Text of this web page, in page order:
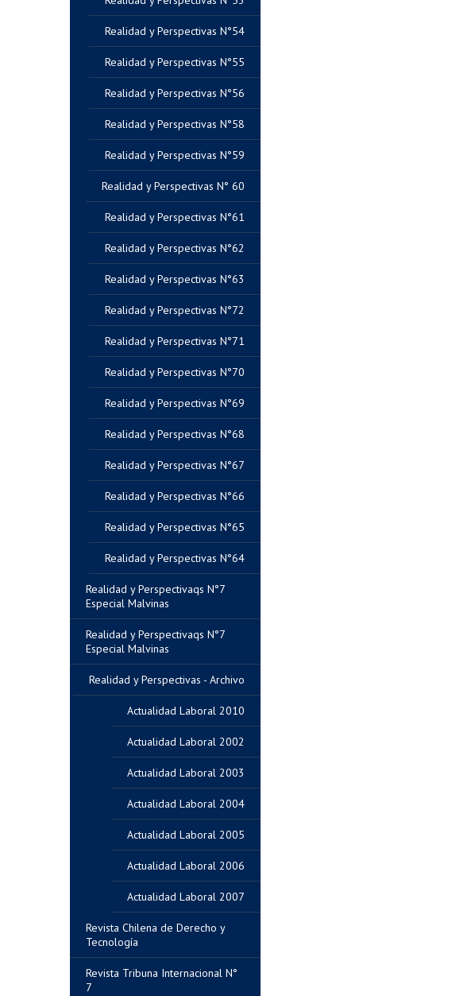
Revista Tribuna Internacional N°
7
Revista Chilena de Derecho y
Tecnología
Actualidad Laboral 2007
Actualidad Laboral 2006
Actualidad Laboral 2005
Actualidad Laboral 2004
Actualidad Laboral 2003
Actualidad Laboral 2002
Actualidad Laboral 2010
Realidad y Perspectivas - Archivo
Realidad y Perspectivaqs N°7
Especial Malvinas
Realidad y Perspectivaqs N°7
Especial Malvinas
Realidad y Perspectivas N°64
Realidad y Perspectivas N°65
Realidad y Perspectivas N°66
Realidad y Perspectivas N°67
Realidad y Perspectivas N°68
Realidad y Perspectivas N°69
Realidad y Perspectivas N°70
Realidad y Perspectivas N°71
Realidad y Perspectivas N°72
Realidad y Perspectivas N°63
Realidad y Perspectivas N°62
Realidad y Perspectivas N°61
Realidad y Perspectivas N° 60
Realidad y Perspectivas N°59
Realidad y Perspectivas N°58
Realidad y Perspectivas N°56
Realidad y Perspectivas N°55
Realidad y Perspectivas N°54